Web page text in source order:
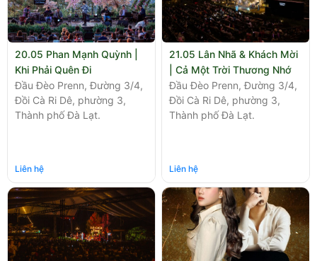
20.05 Phan Mạnh Quỳnh |
Khi Phải Quên Đi
Đầu Đèo Prenn, Đường 3/4,
Đồi Cà Ri Dê, phường 3,
Thành phố Đà Lạt.
Liên hệ
21.05 Lân Nhã & Khách Mời
| Cả Một Trời Thương Nhớ
Đầu Đèo Prenn, Đường 3/4,
Đồi Cà Ri Dê, phường 3,
Thành phố Đà Lạt.
Liên hệ